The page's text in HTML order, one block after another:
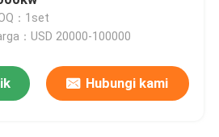
Tinggi
：1set
：USD 20000-100000
Hubungi kami